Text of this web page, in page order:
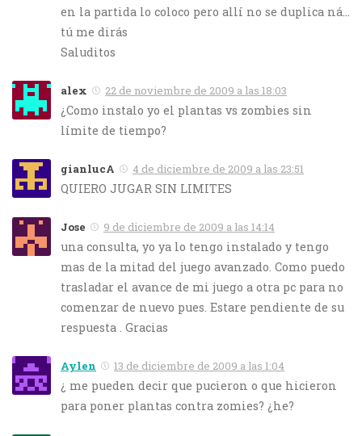
en la partida lo coloco pero allí no se duplica ná…
tú me dirás
Saluditos
alex 22 de noviembre de 2009 a las 18:03
¿Como instalo yo el plantas vs zombies sin
límite de tiempo?
gianlucA 4 de diciembre de 2009 a las 23:51
QUIERO JUGAR SIN LIMITES
Jose 9 de diciembre de 2009 a las 14:14
una consulta, yo ya lo tengo instalado y tengo
mas de la mitad del juego avanzado. Como puedo
trasladar el avance de mi juego a otra pc para no
comenzar de nuevo pues. Estare pendiente de su
respuesta . Gracias
Aylen 13 de diciembre de 2009 a las 1:04
¿ me pueden decir que pucieron o que hicieron
para poner plantas contra zomies? ¿he?